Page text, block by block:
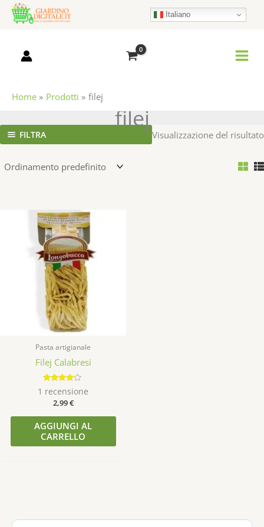
Italiano
Home Prodotti filej
filej
FILTRA Visualizzazione del risultato
Pasta artigianale
Filej Calabresi
Valutato
4.00
su 5
1 recensione
2,99€
AGGIUNGI AL
CARRELLO